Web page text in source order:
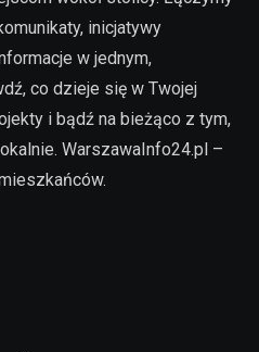
inicjatywy
w jednym,
co dzieje się w Twojej
i bądź na bieżąco z tym,
WarszawaInfo24.pl –